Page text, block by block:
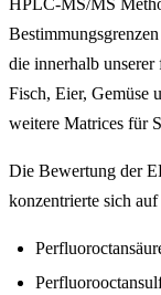
die innerhalb
Fisch, Eier, Gemüse
weitere Matrices für
Die Bewertung der
konzentrierte sich